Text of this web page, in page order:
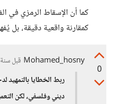
كما أن الإسقاط الرمزي في
كمقارنة واقعية دقيقة، بل
0
Mohamed_hosny قبل
ربط الخطايا
ديني وفلسفي، لكن